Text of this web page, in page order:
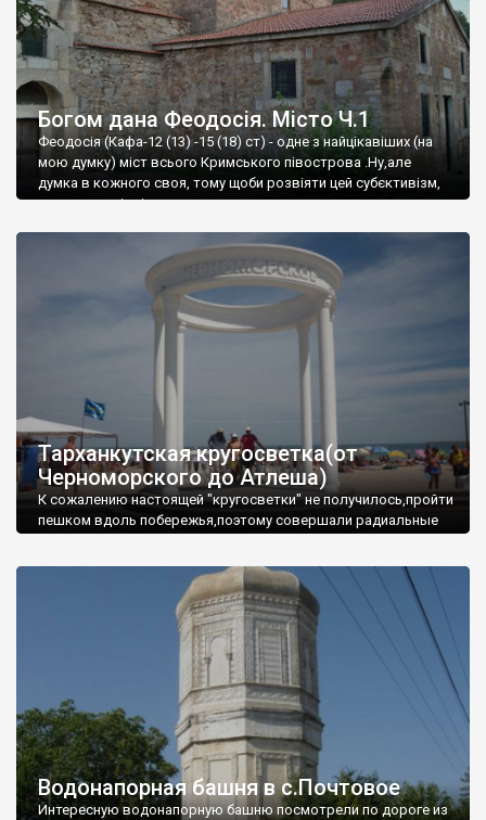
Богом дана Феодосія. Місто Ч.1
Феодосія (Кафа-12 (13) -15 (18) ст) - одне з найцікавіших (на
мою думку) міст всього Кримського півострова .Ну,але
думка в кожного своя, тому щоби розвіяти цей субєктивізм,
запрошую відвідати це
Тарханкутская кругосветка(от
Черноморского до Атлеша)
К сожалению настоящей "кругосветки" не получилось,пройти
пешком вдоль побережья,поэтому совершали радиальные
Водонапорная башня в с.Почтовое
Интересную водонапорную башню посмотрели по дороге из